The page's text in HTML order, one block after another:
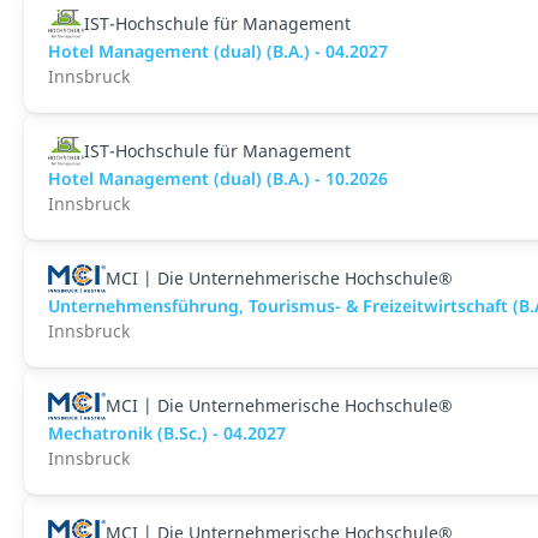
IST-Hochschule für Management
Hotel Management (dual) (B.A.) - 04.2027
Innsbruck
IST-Hochschule für Management
Hotel Management (dual) (B.A.) - 10.2026
Innsbruck
MCI | Die Unternehmerische Hochschule®
Unternehmensführung, Tourismus- & Freizeitwirtschaft
Innsbruck
MCI | Die Unternehmerische Hochschule®
Mechatronik (B.Sc.) - 04.2027
Innsbruck
MCI | Die Unternehmerische Hochschule®